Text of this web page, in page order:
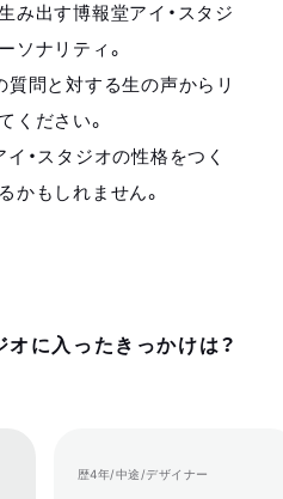
み出す博報堂アイ・スタジ
ソナリティ。
問と対する生の声からリ
ください。
・スタジオの性格をつく
かもしれません。
オに入ったきっかけは？
歴4年/中途/デザイナー